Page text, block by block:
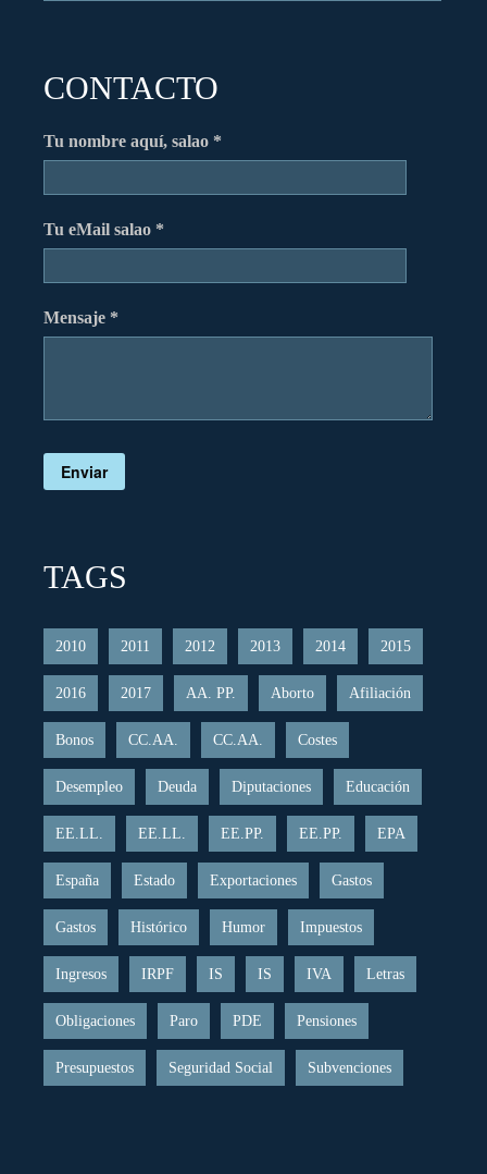
CONTACTO
Tu nombre aquí, salao *
Tu eMail salao *
Mensaje *
Enviar
TAGS
2010 2011 2012 2013 2014 2015
2016 2017 AA. PP. Aborto Afiliación
Bonos CC.AA. CC.AA. Costes
Desempleo Deuda Diputaciones Educación
EE.LL. EE.LL. EE.PP. EE.PP. EPA
España Estado Exportaciones Gastos
Gastos Histórico Humor Impuestos
Ingresos IRPF IS IS IVA Letras
Obligaciones Paro PDE Pensiones
Presupuestos Seguridad Social Subvenciones